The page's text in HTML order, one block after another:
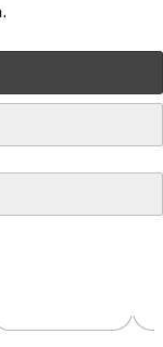
Pitt
Faber-